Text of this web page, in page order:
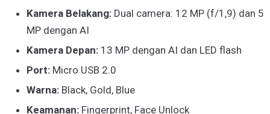
Kamera Belakang:Dual camera: 12 MP (f/1,9) dan 5
MP dengan AI
Kamera Depan:13 MP dengan AI dan LED flash
Port:Micro USB 2.0
Warna:Black, Gold, Blue
Keamanan:Fingerprint, Face Unlock